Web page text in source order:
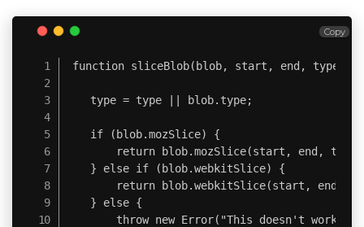
function sliceBlob(blob, start, end, type) {
    type = type || blob.type;
    if (blob.mozSlice) {
return blob.mozSlice(start, end,
    } else if (blob.webkitSlice) {
return blob.webkitSlice(start, end
    } else {
        throw new Error("This doesn't work!");
Copy